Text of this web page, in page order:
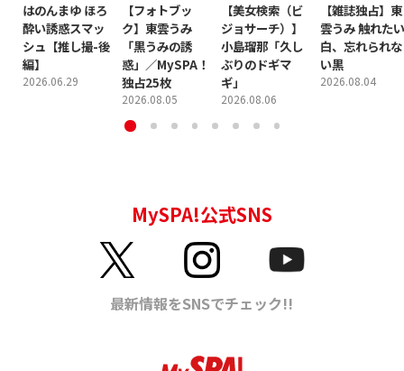
はのんまゆ ほろ
酔い誘惑スマッ
シュ【推し撮-後
編】
2026.06.29
【フォトブッ
ク】東雲うみ
「黒うみの誘
惑」／MySPA！
独占25枚
2026.08.05
【美女検索（ビ
ジョサーチ）】
小島瑠那「久し
ぶりのドギマ
ギ」
2026.08.06
【雑誌独占】東
雲うみ 触れたい
白、忘れられな
い黒
2026.08.04